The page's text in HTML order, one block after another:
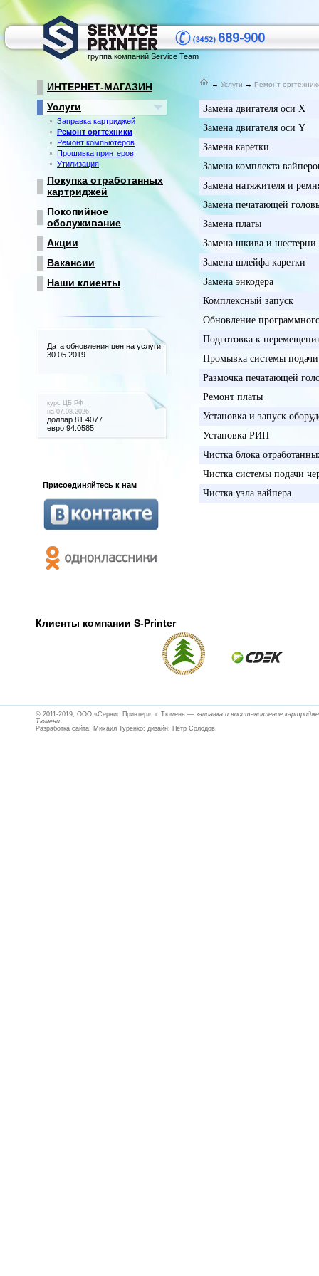
группа компаний Service Team
ИНТЕРНЕТ-МАГАЗИН
Услуги
Заправка картриджей
Ремонт оргтехники
Ремонт компьютеров
Прошивка принтеров
Утилизация
Покупка отработанных
картриджей
Покопийное
обслуживание
Акции
Вакансии
Наши клиенты
Дата обновления цен на услуги:
30.05.2019
курс ЦБ РФ
на 07.08.2026
доллар 81.4077
евро 94.0585
Присоединяйтесь к нам
→ Услуги → Ремонт
Замена двигателя оси X
Замена двигателя оси Y
Замена каретки
Замена комплекта
Замена натяжителя и
Замена печатающей
Замена платы
Замена шкива и шестерни
Замена шлейфа каретки
Замена энкодера
Комплексный запуск
Обновление
Подготовка к
Промывка системы
Размочка печатающей
Ремонт платы
Установка и запуск
Установка РИП
Чистка блока
Чистка системы подачи
Чистка узла вайпера
Клиенты компании S-Printer
© 2011-2019, ООО «Сервис Принтер», г. Тюмень — заправка и восстановление
Тюмени.
Разработка сайта: Михаил Туренко; дизайн: Пётр Солодов.